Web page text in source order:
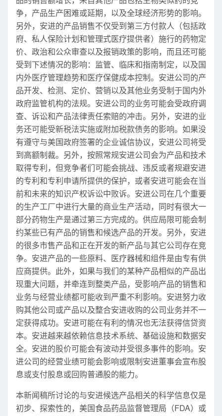
争，产品生产困难或延期，以及全球经济形势的影响。
另外，安进的产品销售不仅受到第三方付款人（包括政
府、私人保险计划和管理式医疗提供者）施行的药物定
价、政治和公众审查以及报销政策的影响，而且还可能
受到下述情况的影响：监管、临床和指南制定，以及国
内外医疗管理趋势和医疗保健成本控制。安进公司的产
品开发、检测、定价、营销以及其他业务受制于国内外
政府监管机构的法规。安进公司的业务可能会受政府调
查、诉讼和产品法律责任索赔的冲击。另外，安进的业
务还可能受新税法实施或附加税款债务的影响。如果没
有遵守与美国政府签署的企业诚信协议，安进公司将受
到高额制裁。另外，按照常规安进公司会为产品和技术
取得专利，但竞争者们可能会挑战、违反或者规避安进
的专利和专利申请所提供的保护，或者安进可能会在当
前和未来的知识产权诉讼中败诉。安进公司在几个重要
的生产工厂中进行大量的商业生产活动，同时有很大一
部分药物生产是通过第三方完成的。供应局限可能会制
约某些已有产品的销售和候选产品的开发。另外，安进
的很多市售产品和正在开发的新产品与其它公司存在竞
争。安进产品的一些原料、医疗器械和组件是由专有供
应商提供。此外，如果与我们的某种产品相似的产品出
现重大问题，并牵连到整类产品，受影响产品的销售和
业务与经营业绩都可能收到严重不利影响。安进努力收
购其他公司或产品以及整合安进收购的公司业务并不一
定获得成功。安进可能在有利的情况也无法获得信贷资
本。安进越来越依赖信息技术系统、基础设施和数据安
全。安进的股价可能会有波动并受很多事件的影响。安
进公司的经营业绩可能会影响或限制安进董事会宣布股
息或支付股息或回购普通股的能力。
本新闻稿所讨论的与安进候选产品相关的科学信息仅是
初步、探索性的，美国食品药品监督管理局（FDA）或